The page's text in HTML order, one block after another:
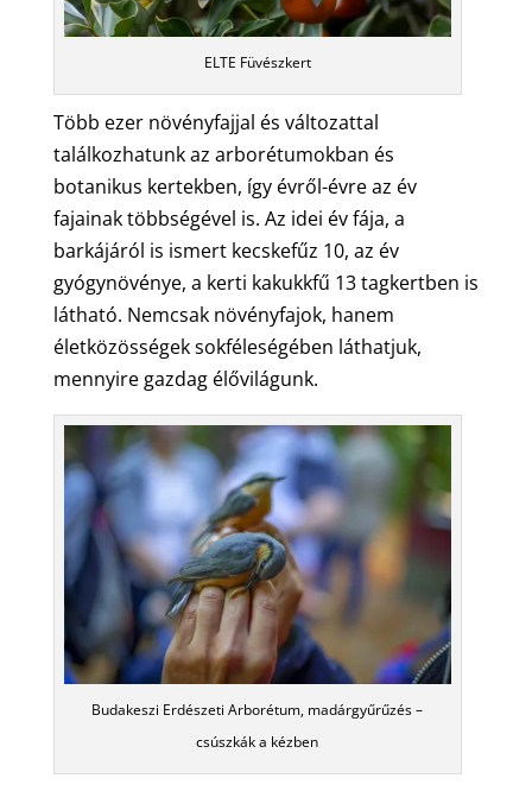
ELTE Füvészkert
Több ezer növényfajjal és változattal
találkozhatunk az arborétumokban és
botanikus kertekben, így évről-évre az év
fajainak többségével is. Az idei év fája, a
barkájáról is ismert kecskefűz 10, az év
gyógynövénye, a kerti kakukkfű 13 tagkertben is
látható. Nemcsak növényfajok, hanem
életközösségek sokféleségében láthatjuk,
mennyire gazdag élővilágunk.
Budakeszi Erdészeti Arborétum, madárgyűrűzés –
csúszkák a kézben